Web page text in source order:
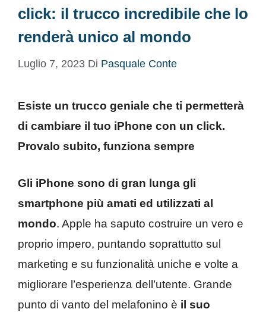
click: il trucco incredibile che lo
renderà unico al mondo
Luglio 7, 2023 Di Pasquale Conte
Esiste un trucco geniale che ti permetterà
di cambiare il tuo iPhone con un click.
Provalo subito, funziona sempre
Gli iPhone sono di gran lunga gli
smartphone più amati ed utilizzati al
mondo. Apple ha saputo costruire un vero e
proprio impero, puntando soprattutto sul
marketing e su funzionalità uniche e volte a
migliorare l’esperienza dell’utente. Grande
punto di vanto del melafonino è il suo